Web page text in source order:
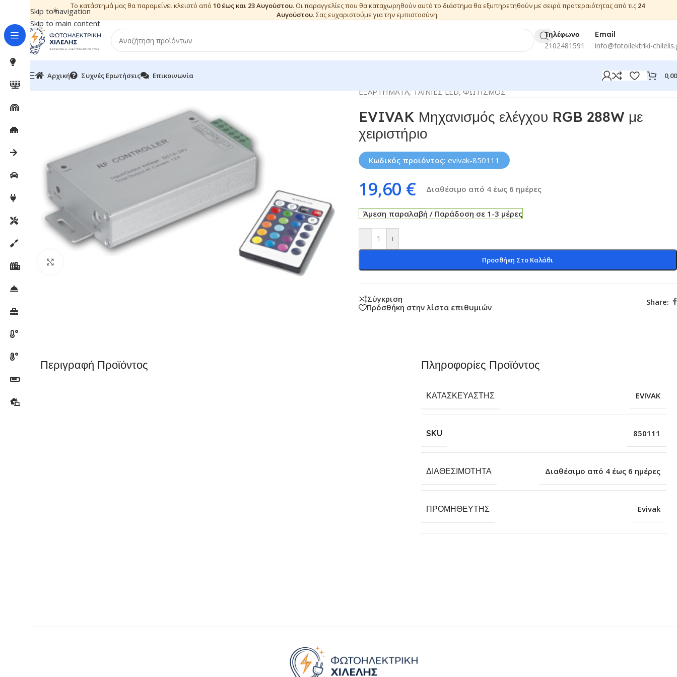
Skip to navigation
Skip to main content
☀️ Το κατάστημά μας θα παραμείνει κλειστό από 10 έως και 23 Αυγούστου. Οι παραγγελίες που θα καταχωρηθούν αυτό το διάστημα θα εξυπηρετηθούν με σειρά προτεραιότητας από τις 24
Αυγούστου. Σας ευχαριστούμε για την εμπιστοσύνη.
Τηλέφωνο
2102481591
Email
info@fotoilektriki-
Αρχική Συχνές Ερωτήσεις Επικοινωνία
ΕΞΑΡΤΗΜΑΤΑ, ΤΑΙΝΙΕΣ LED, ΦΩΤΙΣΜΟΣ
EVIVAK Μηχανισμός ελέγχου RGB 288W με
χειριστήριο
Κωδικός προϊόντος: evivak-850111
19,60 € Διαθέσιμο από 4 έως 6 ημέρες
Άμεση παραλαβή / Παράδοση σε 1-3 μέρες
- +
Προσθήκη Στο Καλάθι
Σύγκριση
Πρόσθήκη στην λίστα επιθυμιών
Share:
Περιγραφή Προϊόντος Πληροφορίες Προϊόντος
ΚΑΤΑΣΚΕΥΑΣΤΉΣ EVIVAK
SKU 850111
ΔΙΑΘΕΣΙΜΌΤΗΤΑ Διαθέσιμο από 4 έως 6 ημέρες
ΠΡΟΜΗΘΕΥΤΉΣ Evivak